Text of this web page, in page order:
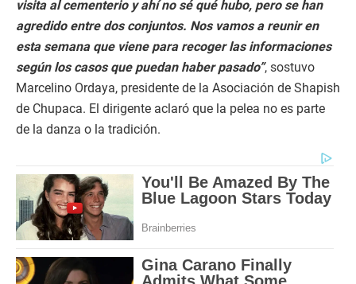
visita al cementerio y ahí no sé qué hubo, pero se han
agredido entre dos conjuntos. Nos vamos a reunir en
esta semana que viene para recoger las informaciones
según los casos que puedan haber pasado”, sostuvo
Marcelino Ordaya, presidente de la Asociación de Shapish
de Chupaca. El dirigente aclaró que la pelea no es parte
de la danza o la tradición.